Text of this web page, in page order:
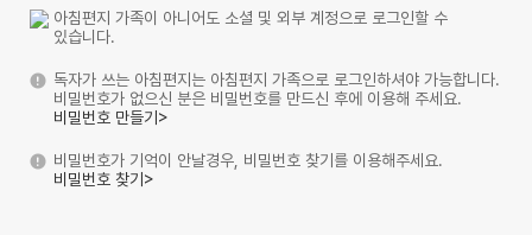
아침편지 가족이 아니어도 소셜 및 외부 계정으로 로그인할 수
있습니다.
독자가 쓰는 아침편지는 아침편지 가족으로 로그인하셔야 가능합니다.
비밀번호가 없으신 분은 비밀번호를 만드신 후에 이용해 주세요.
비밀번호 만들기>
비밀번호가 기억이 안날경우, 비밀번호 찾기를 이용해주세요.
비밀번호 찾기>